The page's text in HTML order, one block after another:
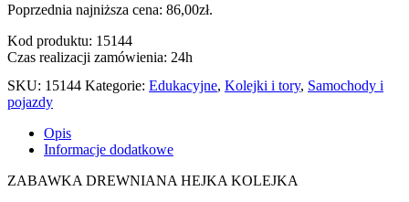
Poprzednia najniższa cena: 86,00zł.
Kod produktu: 15144
Czas realizacji zamówienia: 24h
SKU: 15144 Kategorie: Edukacyjne, Kolejki i tory, Samochody i
pojazdy
Opis
Informacje dodatkowe
ZABAWKA DREWNIANA HEJKA KOLEJKA